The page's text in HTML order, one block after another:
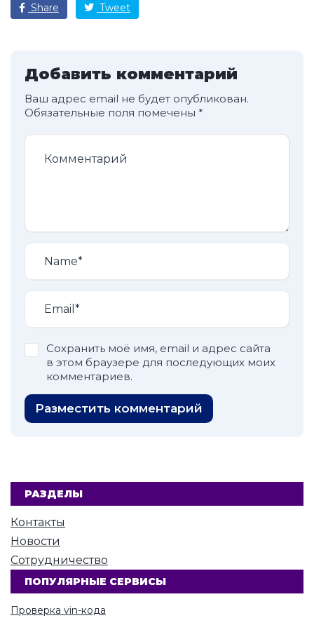
Share Tweet
Добавить комментарий
Ваш адрес email не будет опубликован.
Обязательные поля помечены *
Сохранить моё имя, email и адрес сайта
в этом браузере для последующих моих
комментариев.
Разместить комментарий
РАЗДЕЛЫ
Контакты
Новости
Сотрудничество
ПОПУЛЯРНЫЕ СЕРВИСЫ
Проверка vin-кода